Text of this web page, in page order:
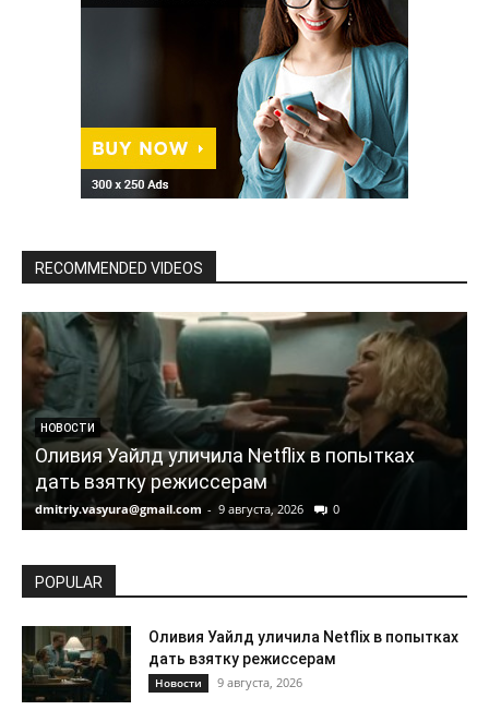
RECOMMENDED VIDEOS
НОВОСТИ
Оливия Уайлд уличила Netflix в попытках
дать взятку режиссерам
dmitriy.vasyura@gmail.com - 9 августа, 2026 0
POPULAR
Оливия Уайлд уличила Netflix в попытках
дать взятку режиссерам
Новости 9 августа, 2026